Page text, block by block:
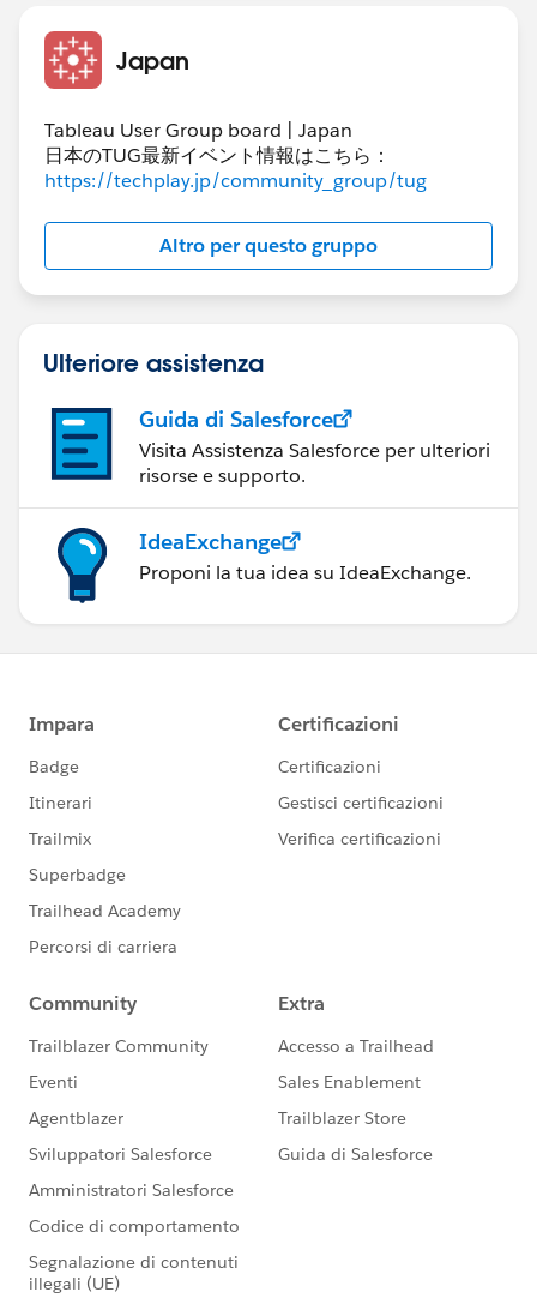
Japan
Tableau User Group board | Japan
日本のTUG最新イベント情報はこちら：
https://techplay.jp/community_group/tug
Altro per questo gruppo
Ulteriore assistenza
Guida di Salesforce
Visita Assistenza Salesforce per ulteriori
risorse e supporto.
IdeaExchange
Proponi la tua idea su IdeaExchange.